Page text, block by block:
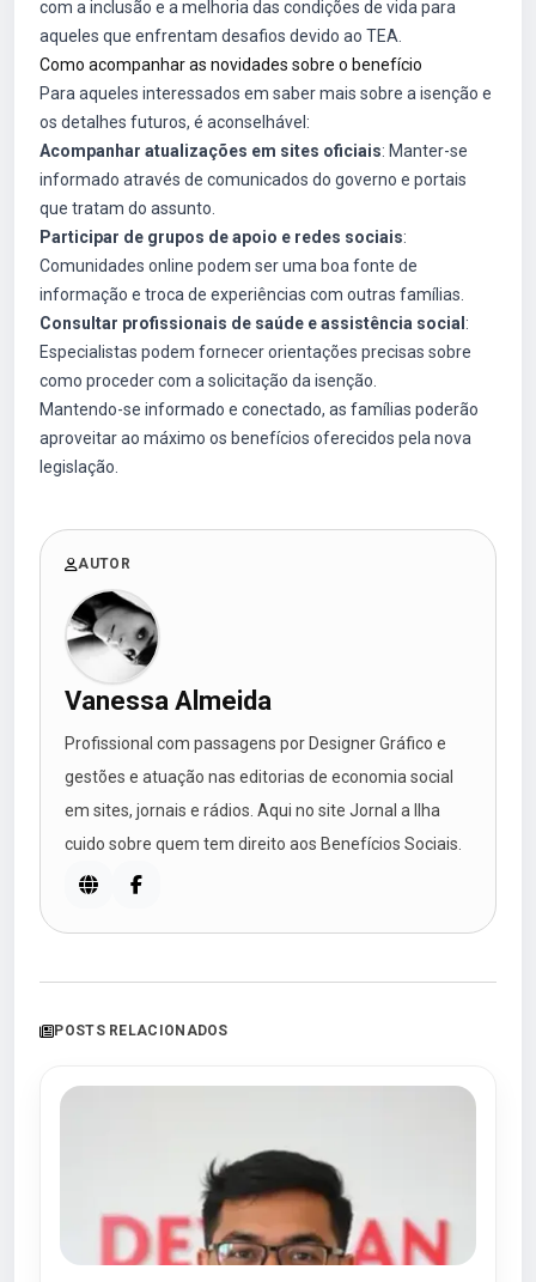
com a inclusão e a melhoria das condições de vida para
aqueles que enfrentam desafios devido ao TEA.
Como acompanhar as novidades sobre o benefício
Para aqueles interessados em saber mais sobre a isenção e
os detalhes futuros, é aconselhável:
Acompanhar atualizações em sites oficiais: Manter-se
informado através de comunicados do governo e portais
que tratam do assunto.
Participar de grupos de apoio e redes sociais:
Comunidades online podem ser uma boa fonte de
informação e troca de experiências com outras famílias.
Consultar profissionais de saúde e assistência social :
Especialistas podem fornecer orientações precisas sobre
como proceder com a solicitação da isenção.
Mantendo-se informado e conectado, as famílias poderão
aproveitar ao máximo os benefícios oferecidos pela nova
legislação.
AUTOR
Vanessa Almeida
Profissional com passagens por Designer Gráfico e
gestões e atuação nas editorias de economia social
em sites, jornais e rádios. Aqui no site Jornal a Ilha
cuido sobre quem tem direito aos Benefícios Sociais.
POSTS RELACIONADOS